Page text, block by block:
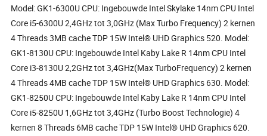
Model: GK1-6300U CPU: Ingebouwde Intel Skylake 14nm CPU Intel
Core i5-6300U 2,4GHz tot 3,0GHz (Max Turbo Frequency) 2 kernen
4 Threads 3MB cache TDP 15W Intel® UHD Graphics 520. Model:
GK1-8130U CPU: Ingebouwde Intel Kaby Lake R 14nm CPU Intel
Core i3-8130U 2,2GHz tot 3,4GHz(Max TurboFrequency) 2 kernen
4 Threads 4MB cache TDP 15W Intel® UHD Graphics 630. Model:
GK1-8250U CPU: Ingebouwde Intel Kaby Lake R 14nm CPU Intel
Core i5-8250U 1,6GHz tot 3,4GHz (Turbo Boost Technologie) 4
kernen 8 Threads 6MB cache TDP 15W Intel® UHD Graphics 620.